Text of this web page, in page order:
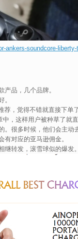
ankers-soundcore-
品，几个品牌。
。
，觉得不错就直接下单了
，这样用户被种草了就直
。很多时候，他们会主
对应的亚马逊佣金。
转发，滚雪球似的爆发。